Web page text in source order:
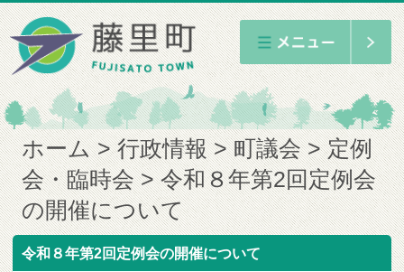
ホーム 行政情報 町議会
定例
会・臨時会
令和８年第2回定例会
の開催について
令和８年第2回定例会の開催について